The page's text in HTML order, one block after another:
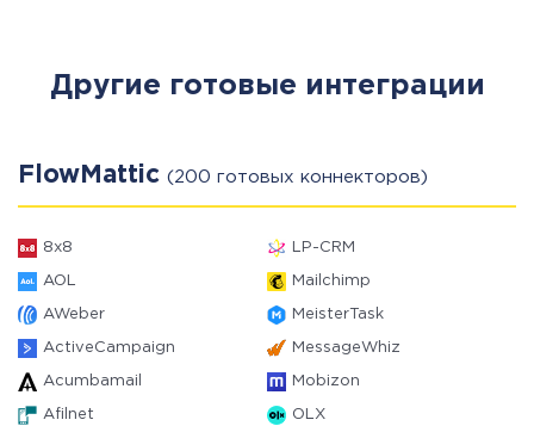
Другие готовые интеграции
FlowMattic (200 готовых коннекторов)
8x8 LP-CRM
AOL Mailchimp
AWeber MeisterTask
ActiveCampaign MessageWhiz
Acumbamail Mobizon
Afilnet OLX